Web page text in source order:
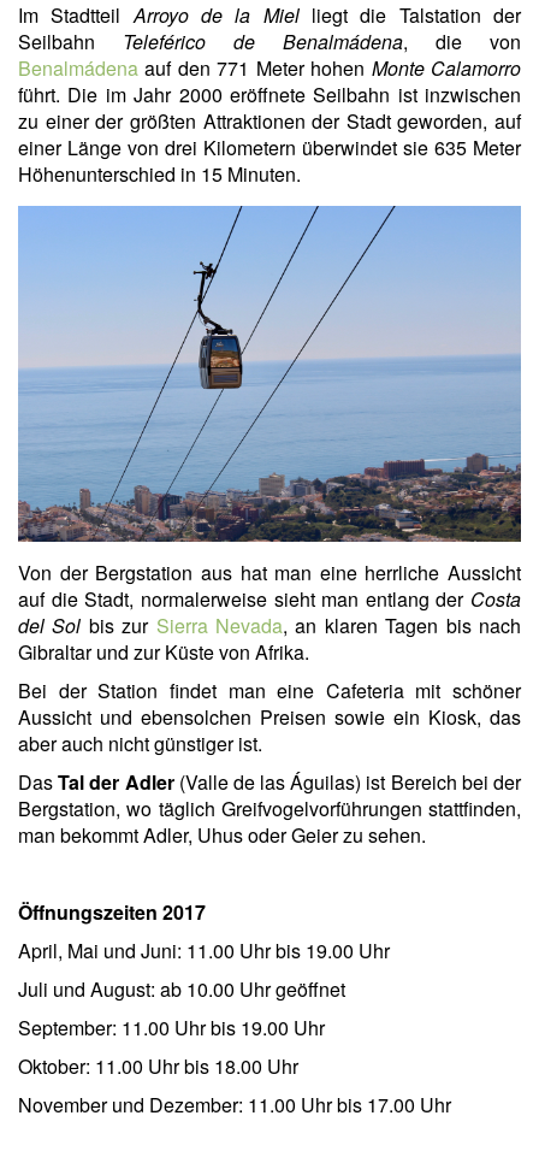
Im StadtteilArroyo de la Mielliegt die Talstation der
Seilbahn Teleférico de Benalmádena, die von
Benalmádena auf den 771 Meter hohen Monte Calamorro
führt. Die im Jahr 2000 eröffnete Seilbahn ist inzwischen
zu einer der größten Attraktionen der Stadt geworden, auf
einer Länge von drei Kilometern überwindet sie 635 Meter
Höhenunterschied in 15 Minuten.
Von der Bergstation aus hat man eine herrliche Aussicht
auf die Stadt, normalerweise sieht man entlang der Costa
del Sol bis zur Sierra Nevada, an klaren Tagen bis nach
Gibraltar und zur Küste von Afrika.
Bei der Station findet man eine Cafeteria mit schöner
Aussicht und ebensolchen Preisen sowie ein Kiosk, das
aber auch nicht günstiger ist.
DasTal der Adler(Valle de las Águilas) ist Bereich bei der
Bergstation, wo täglich Greifvogelvorführungen stattfinden,
man bekommt Adler, Uhus oder Geier zu sehen.
Öffnungszeiten 2017
April, Mai und Juni: 11.00 Uhr bis 19.00 Uhr
Juli und August: ab 10.00 Uhr geöffnet
September: 11.00 Uhr bis 19.00 Uhr
Oktober: 11.00 Uhr bis 18.00 Uhr
November und Dezember: 11.00 Uhr bis 17.00 Uhr